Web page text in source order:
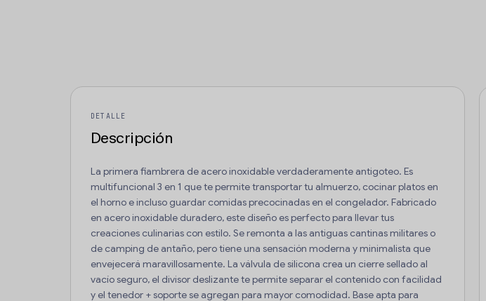
DETALLE
Descripción
La primera fiambrera de acero inoxidable verdaderamente antigoteo. Es
multifuncional 3 en 1 que te permite transportar tu almuerzo, cocinar platos en
el horno e incluso guardar comidas precocinadas en el congelador. Fabricado
en acero inoxidable duradero, este diseño es perfecto para llevar tus
creaciones culinarias con estilo. Se remonta a las antiguas cantinas militares o
de camping de antaño, pero tiene una sensación moderna y minimalista que
envejecerá maravillosamente. La válvula de silicona crea un cierre sellado al
vacío seguro, el divisor deslizante te permite separar el contenido con facilidad
y el tenedor + soporte se agregan para mayor comodidad. Base apta para